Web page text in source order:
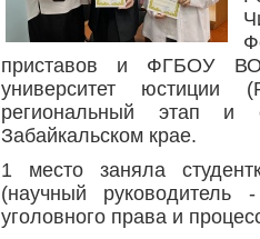
приставов и ФГБОУ ВО
университет
региональный этап и
Забайкальском крае.
1 место заняла
(научный
уголовного права и